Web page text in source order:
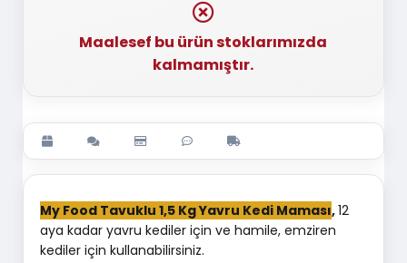
Maalesef bu ürün stoklarımızda
kalmamıştır.
My Food Tavuklu 1,5 Kg Yavru Kedi Maması,12
aya kadar yavru kediler için ve hamile, emziren
kediler için kullanabilirsiniz.